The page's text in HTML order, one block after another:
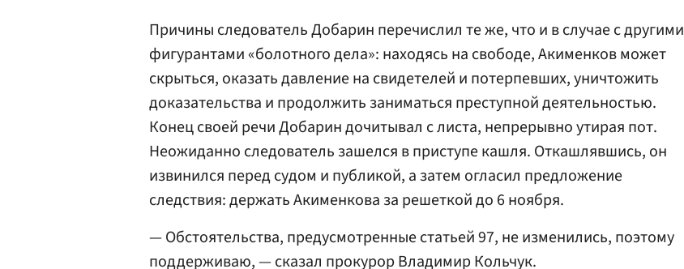
Причины следователь Добарин перечислил те же, что и в случае с другими
фигурантами «болотного дела»: находясь на свободе, Акименков может
скрыться, оказать давление на свидетелей и потерпевших, уничтожить
доказательства и продолжить заниматься преступной деятельностью.
Конец своей речи Добарин дочитывал с листа, непрерывно утирая пот.
Неожиданно следователь зашелся в приступе кашля. Откашлявшись, он
извинился перед судом и публикой, а затем огласил предложение
следствия: держать Акименкова за решеткой до 6 ноября.
— Обстоятельства, предусмотренные статьей 97, не изменились, поэтому
поддерживаю, — сказал прокурор Владимир Кольчук.